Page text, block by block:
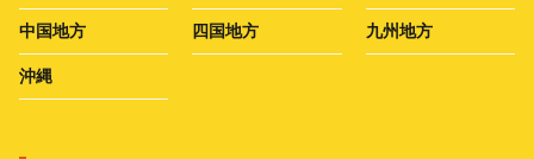
中国地方 四国地方 九州地方
沖縄